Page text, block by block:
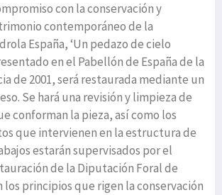
con la conservación y
contemporáneo de la
España, ‘Un pedazo de cielo
en el Pabellón de España de la
de 2001, será restaurada mediante un
Se hará una revisión y limpieza de
conforman la pieza, así como los
que intervienen en la estructura de
estarán supervisados por el
de la Diputación Foral de
los principios que rigen la conservación